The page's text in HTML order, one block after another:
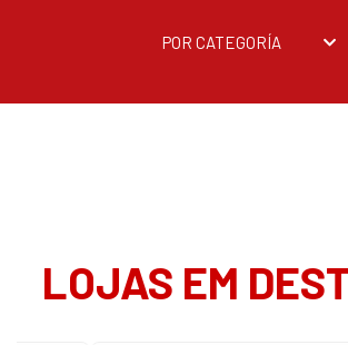
POR CATEGORÍA
LOJAS EM